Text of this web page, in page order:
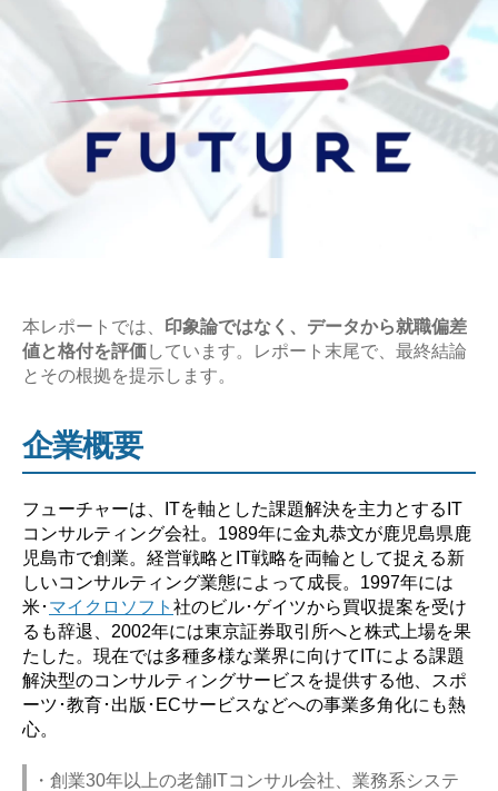
本レポートでは、
印象論ではなく、データから就職偏差
値と格付を評価しています。レポート末尾で、最終結論
とその根拠を提示します。
企業概要
フューチャーは、ITを軸とした課題解決を主力とするIT
コンサルティング会社。1989年に金丸恭文が鹿児島県鹿
児島市で創業。経営戦略とIT戦略を両輪として捉える新
しいコンサルティング業態によって成長。1997年には
米･ マイクロソフト 社のビル･ゲイツから買収提案を受け
るも辞退、2002年には東京証券取引所へと株式上場を果
たした。現在では多種多様な業界に向けてITによる課題
解決型のコンサルティングサービスを提供する他、スポ
ーツ･教育･出版･ECサービスなどへの事業多角化にも熱
心。
・創業30年以上の老舗ITコンサル会社、業務系システ